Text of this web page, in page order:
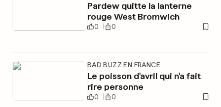
Pardew quitte la lanterne
rouge West Bromwich
0 0
BAD BUZZ EN FRANCE
Le poisson d'avril qui n'a fait
rire personne
0 0